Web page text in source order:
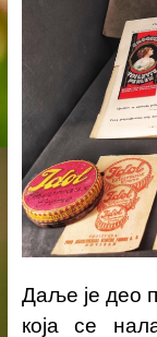
Даље је део
која се